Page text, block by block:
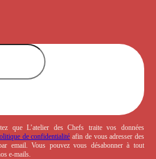
que L’atelier des Chefs traite vos données
de confidentialité afin de vous adresser des
email. Vous pouvez vous désabonner à tout
e-mails.